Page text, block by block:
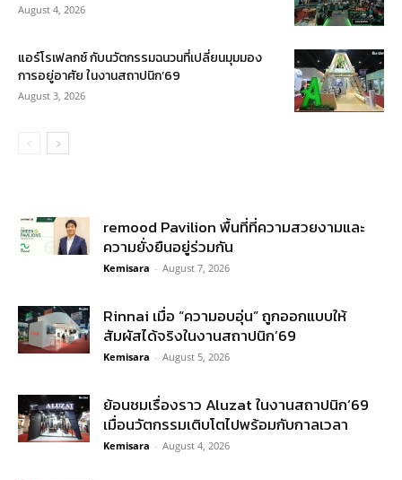
August 4, 2026
แอร์โรเฟลกซ์ กับนวัตกรรมฉนวนที่เปลี่ยนมุมมอง
การอยู่อาศัย ในงานสถาปนิก’69
August 3, 2026
remood Pavilion พื้นที่ที่ความสวยงามและ
ความยั่งยืนอยู่ร่วมกัน
Kemisara - August 7, 2026
Rinnai เมื่อ “ความอบอุ่น” ถูกออกแบบให้
สัมผัสได้จริงในงานสถาปนิก’69
Kemisara - August 5, 2026
ย้อนชมเรื่องราว Aluzat ในงานสถาปนิก’69
เมื่อนวัตกรรมเติบโตไปพร้อมกับกาลเวลา
Kemisara - August 4, 2026